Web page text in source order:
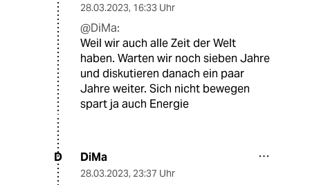
28.03.2023, 16:33 Uhr
@DiMa:
Weil wir auch alle Zeit der Welt
haben. Warten wir noch sieben Jahre
und diskutieren danach ein paar
Jahre weiter. Sich nicht bewegen
spart ja auch Energie
D DiMa
28.03.2023, 23:37 Uhr